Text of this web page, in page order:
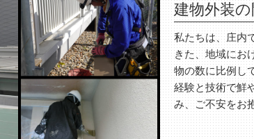
建物外装
私たちは、庄内
きた、地域にお
物の数に比例し
経験と技術で鮮
み、ご不安をお